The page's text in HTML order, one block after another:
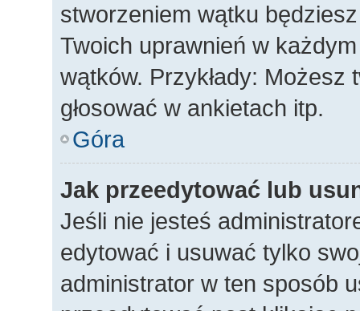
stworzeniem wątku
Twoich uprawnień w
wątków. Przykłady:
głosować w ankietach itp.
Góra
Jak przeedytować lub
Jeśli nie jesteś
edytować i usuwać tylko
administrator w ten sposób